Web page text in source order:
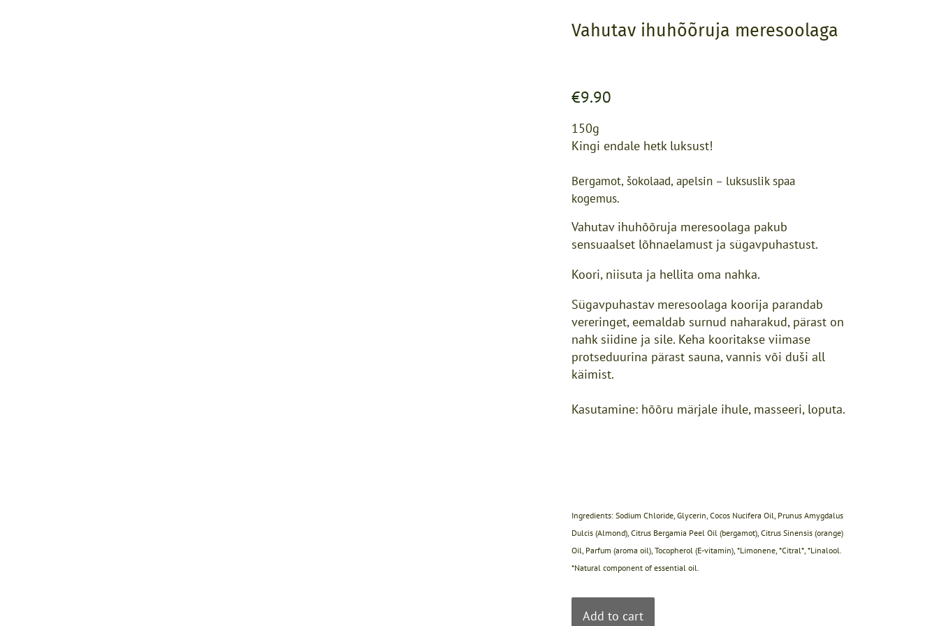
Vahutav ihuhõõruja meresoolaga
€9.90
150g
Kingi endale hetk luksust!
Bergamot, šokolaad, apelsin – luksuslik spaa
kogemus.
Vahutav ihuhõõruja meresoolaga pakub
sensuaalset lõhnaelamust ja sügavpuhastust.
Koori, niisuta ja hellita oma nahka.
Sügavpuhastav meresoolaga koorija parandab
vereringet, eemaldab surnud naharakud, pärast on
nahk siidine ja sile. Keha kooritakse viimase
protseduurina pärast sauna, vannis või duši all
käimist.
Kasutamine: hõõru märjale ihule, masseeri, loputa.
Ingredients: Sodium Chloride, Glycerin, Cocos Nucifera Oil, Prunus Amygdalus
Dulcis (Almond), Citrus Bergamia Peel Oil (bergamot), Citrus Sinensis (orange)
Oil, Parfum (aroma oil), Tocopherol (E-vitamin), *Limonene, *Citral*, *Linalool.
*Natural component of essential oil.
Add to cart